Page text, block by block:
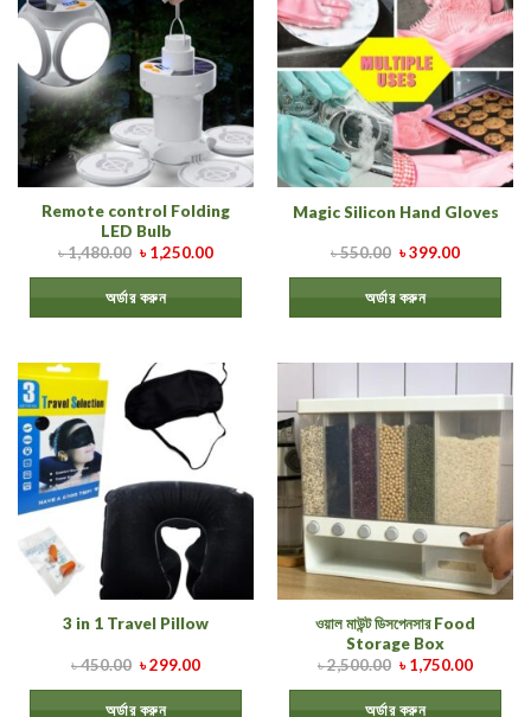
Remote control Folding
LED Bulb
৳1,480.00 ৳1,250.00
অর্ডার করুন
Magic Silicon Hand Gloves
৳550.00 ৳399.00
অর্ডার করুন
3 in 1 Travel Pillow
৳450.00 ৳299.00
অর্ডার করুন
ওয়াল মাউন্ট ডিসপেনসার Food
Storage Box
৳2,500.00 ৳1,750.00
অর্ডার করুন